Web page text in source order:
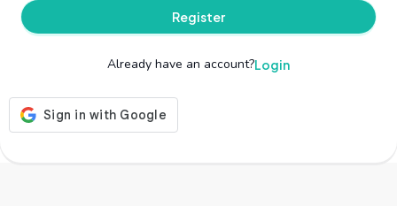
Register
Already have an account?Login